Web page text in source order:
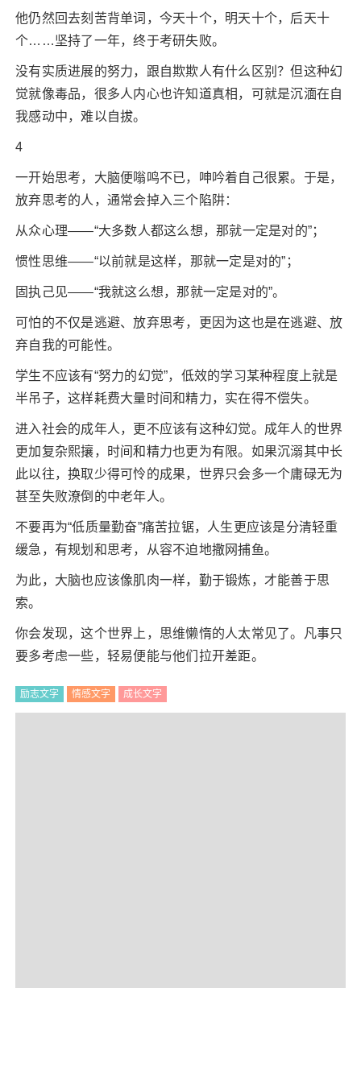
他仍然回去刻苦背单词，今天十个，明天十个，后天十
个……坚持了一年，终于考研失败。
没有实质进展的努力，跟自欺欺人有什么区别？但这种幻
觉就像毒品，很多人内心也许知道真相，可就是沉湎在自
我感动中，难以自拔。
4
一开始思考，大脑便嗡鸣不已，呻吟着自己很累。于是，
放弃思考的人，通常会掉入三个陷阱：
从众心理——“大多数人都这么想，那就一定是对的”；
惯性思维——“以前就是这样，那就一定是对的”；
固执己见——“我就这么想，那就一定是对的”。
可怕的不仅是逃避、放弃思考，更因为这也是在逃避、放
弃自我的可能性。
学生不应该有“努力的幻觉”，低效的学习某种程度上就是
半吊子，这样耗费大量时间和精力，实在得不偿失。
进入社会的成年人，更不应该有这种幻觉。成年人的世界
更加复杂熙攘，时间和精力也更为有限。如果沉溺其中长
此以往，换取少得可怜的成果，世界只会多一个庸碌无为
甚至失败潦倒的中老年人。
不要再为“低质量勤奋”痛苦拉锯，人生更应该是分清轻重
缓急，有规划和思考，从容不迫地撒网捕鱼。
为此，大脑也应该像肌肉一样，勤于锻炼，才能善于思
索。
你会发现，这个世界上，思维懒惰的人太常见了。凡事只
要多考虑一些，轻易便能与他们拉开差距。
励志文字 情感文字 成长文字